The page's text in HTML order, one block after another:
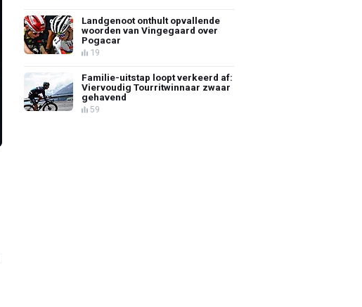
Landgenoot onthult opvallende
woorden van Vingegaard over
Pogacar
19
Familie-uitstap loopt verkeerd af:
Viervoudig Tourritwinnaar zwaar
gehavend
59